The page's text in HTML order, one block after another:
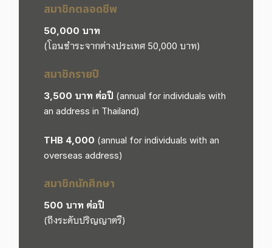
สมาชิกตลอดชีพ
50,000 บาท
(โอนชำระจากต่างประเทศ 50,000 บาท)
สมาชิกรายปี
3,500 บาท ต่อปี (annual for individuals with
an address in Thailand)
THB 4,000 (annual for individuals with an
overseas address)
สมาชิกนักศึกษา
500 บาท ต่อปี
(ถึงระดับปริญญาตรี)